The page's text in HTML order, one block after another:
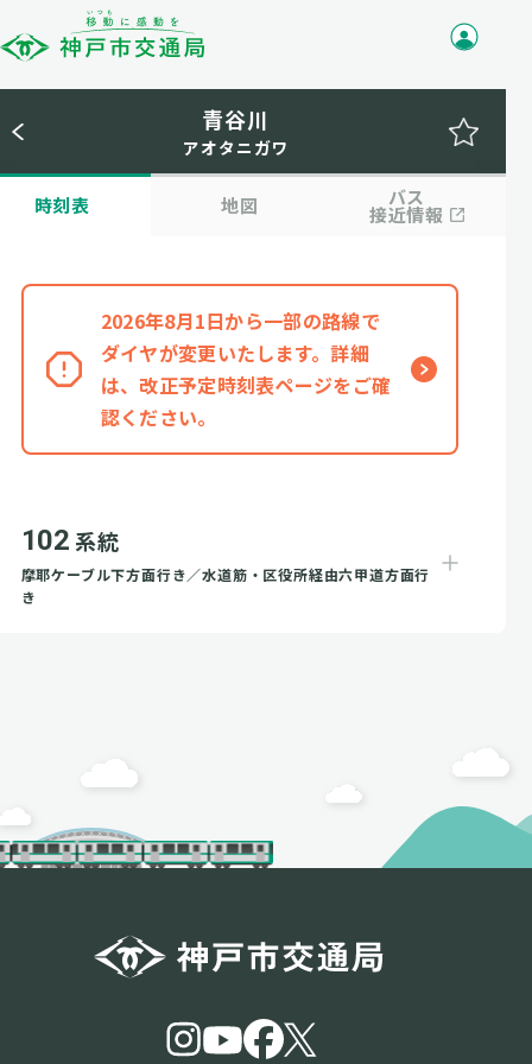
青谷川
アオタニガワ
時刻表 地図 バス
接近情報
2026年8月1日から一部の路線で
ダイヤが変更いたします。詳細
は、改正予定時刻表ページをご確
認ください。
102 系統
摩耶ケーブル下方面行き／水道筋・区役所経由六甲道方面行
き